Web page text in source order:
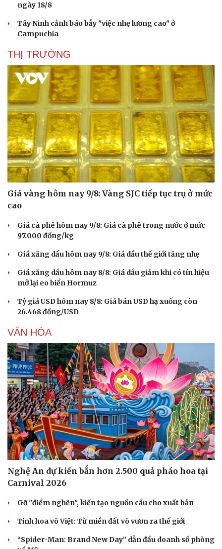
Văn hóa
Sân khấu - Điện ảnh
Văn học
Âm nhạc
Di sản
Giải trí
Nghệ sĩ
Thời trang
Sao Việt
ngày 18/8
Tây Ninh cảnh báo bẫy "việc nhẹ lương cao" ở
Campuchia
THỊ TRƯỜNG
Giá vàng hôm nay 9/8: Vàng SJC tiếp tục trụ ở mức
cao
Giá cà phê hôm nay 9/8: Giá cà phê trong nước ở mức
97.000 đồng/kg
Giá xăng dầu hôm nay 9/8: Giá dầu thế giới tăng nhẹ
Giá xăng dầu hôm nay 8/8: Giá dầu giảm khi có tín hiệu
mở lại eo biển Hormuz
Tỷ giá USD hôm nay 8/8: Giá bán USD hạ xuống còn
26.468 đồng/USD
VĂN HÓA
Nghệ An dự kiến bắn hơn 2.500 quả pháo hoa tại
Carnival 2026
Gỡ "điểm nghẽn", kiến tạo nguồn cầu cho xuất bản
Tinh hoa võ Việt: Từ miền đất võ vươn ra thế giới
“Spider-Man: Brand New Day” dẫn đầu doanh số phòng